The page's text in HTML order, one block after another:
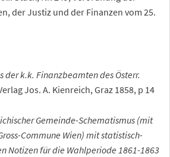
der Justiz und der Finanzen vom 25.
der k.k. Finanzbeamten des Österr.
Jos. A. Kienreich, Graz 1858, p 14
Gemeinde-Schematismus (mit
Commune Wien) mit statistisch-
Notizen für die Wahlperiode 1861-1863